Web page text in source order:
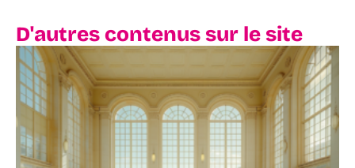
D'autres contenus sur le site